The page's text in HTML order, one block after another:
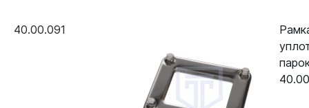
40.00.091